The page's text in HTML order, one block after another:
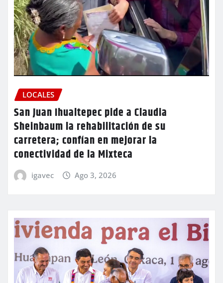
LOCALES
San Juan Ihualtepec pide a Claudia
Sheinbaum la rehabilitación de su
carretera; confían en mejorar la
conectividad de la Mixteca
igavec Ago 3, 2026